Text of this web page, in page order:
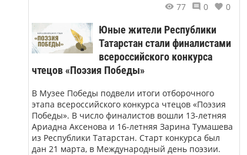
77
0 0
Юные жители Республики
Татарстан стали финалистами
всероссийского конкурса
чтецов «Поэзия Победы»
В Музее Победы подвели итоги отборочного
этапа всероссийского конкурса чтецов «Поэзия
Победы». В число финалистов вошли 13-летняя
Ариадна Аксенова и 16-летняя Зарина Тумашева
из Республики Татарстан. Старт конкурса был
дан 21 марта, в Международный день поэзии.